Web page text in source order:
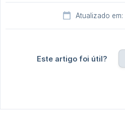
Atualizado
Este artigo foi útil?